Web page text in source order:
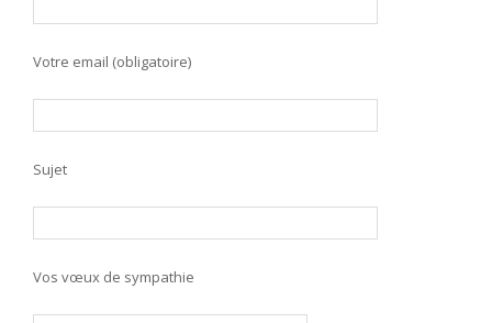
Votre email (obligatoire)
Sujet
Vos vœux de sympathie